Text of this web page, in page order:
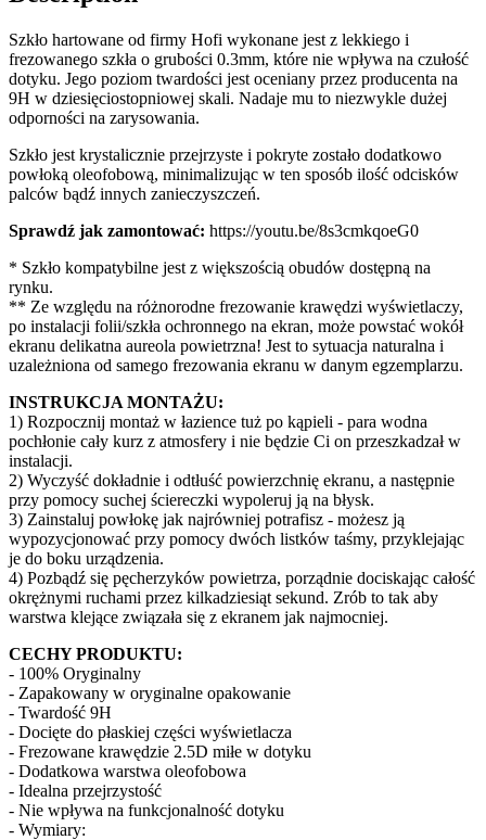
Szkło hartowane od firmy Hofi wykonane jest z lekkiego i
frezowanego szkła o grubości 0.3mm, które nie wpływa na czułość
dotyku. Jego poziom twardości jest oceniany przez producenta na
9H w dziesięciostopniowej skali. Nadaje mu to niezwykle dużej
odporności na zarysowania.
Szkło jest krystalicznie przejrzyste i pokryte zostało dodatkowo
powłoką oleofobową, minimalizując w ten sposób ilość odcisków
palców bądź innych zanieczyszczeń.
Sprawdź jak zamontować: https://youtu.be/8s3cmkqoeG0
* Szkło kompatybilne jest z większością obudów dostępną na
rynku.
** Ze względu na różnorodne frezowanie krawędzi wyświetlaczy,
po instalacji folii/szkła ochronnego na ekran, może powstać wokół
ekranu delikatna aureola powietrzna! Jest to sytuacja naturalna i
uzależniona od samego frezowania ekranu w danym egzemplarzu.
INSTRUKCJA MONTAŻU:
1) Rozpocznij montaż w łazience tuż po kąpieli - para wodna
pochłonie cały kurz z atmosfery i nie będzie Ci on przeszkadzał w
instalacji.
2) Wyczyść dokładnie i odtłuść powierzchnię ekranu, a następnie
przy pomocy suchej ściereczki wypoleruj ją na błysk.
3) Zainstaluj powłokę jak najrówniej potrafisz - możesz ją
wypozycjonować przy pomocy dwóch listków taśmy, przyklejając
je do boku urządzenia.
4) Pozbądź się pęcherzyków powietrza, porządnie dociskając całość
okrężnymi ruchami przez kilkadziesiąt sekund. Zrób to tak aby
warstwa klejące związała się z ekranem jak najmocniej.
CECHY PRODUKTU:
- 100% Oryginalny
- Zapakowany w oryginalne opakowanie
- Twardość 9H
- Docięte do płaskiej części wyświetlacza
- Frezowane krawędzie 2.5D miłe w dotyku
- Dodatkowa warstwa oleofobowa
- Idealna przejrzystość
- Nie wpływa na funkcjonalność dotyku
- Wymiary: